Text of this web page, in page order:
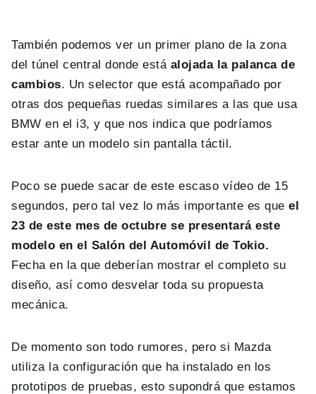
También podemos ver un primer plano de la zona
del túnel central donde está alojada la palanca de
cambios. Un selector que está acompañado por
otras dos pequeñas ruedas similares a las que usa
BMW en el i3, y que nos indica que podríamos
estar ante un modelo sin pantalla táctil.
Poco se puede sacar de este escaso vídeo de 15
segundos, pero tal vez lo más importante es queel
23 de este mes de octubre se presentará este
modelo en el Salón del Automóvil de Tokio.
Fecha en la que deberían mostrar el completo su
diseño, así como desvelar toda su propuesta
mecánica.
De momento son todo rumores, pero si Mazda
utiliza la configuración que ha instalado en los
prototipos de pruebas, esto supondrá que estamos